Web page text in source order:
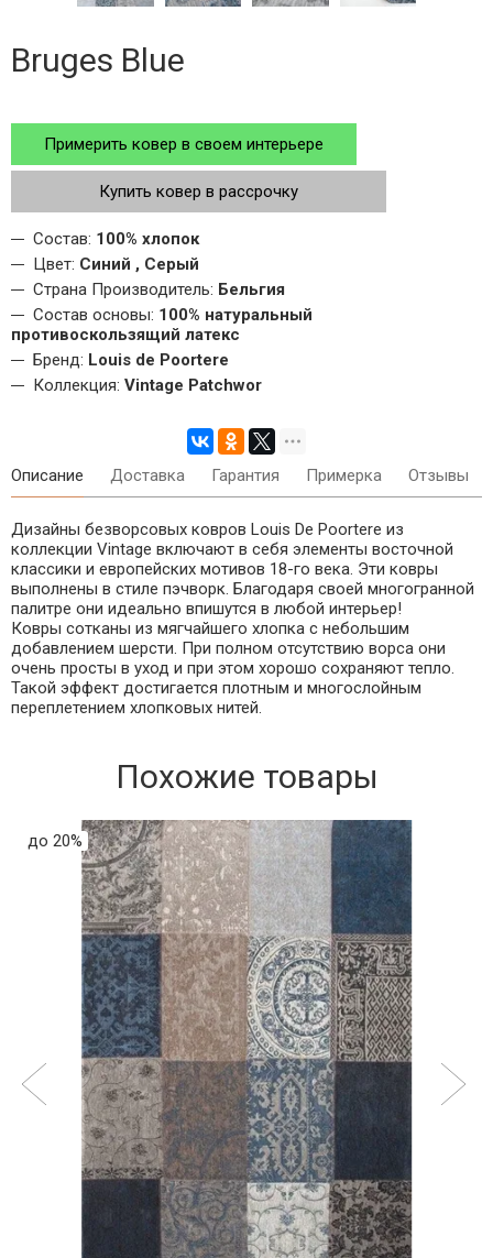
Bruges Blue
Примерить ковер в своем интерьере
Купить ковер в рассрочку
Состав: 100% хлопок
Цвет: Синий , Серый
Страна Производитель: Бельгия
Состав основы: 100% натуральный
противоскользящий латекс
Бренд: Louis de Poortere
Коллекция: Vintage Patchwor
Описание Доставка Гарантия Примерка Отзывы
Дизайны безворсовых ковров Louis De Poortere из
коллекции Vintage включают в себя элементы восточной
классики и европейских мотивов 18-го века. Эти ковры
выполнены в стиле пэчворк. Благодаря своей многогранной
палитре они идеально впишутся в любой интерьер!
Ковры сотканы из мягчайшего хлопка с небольшим
добавлением шерсти. При полном отсутствию ворса они
очень просты в уход и при этом хорошо сохраняют тепло.
Такой эффект достигается плотным и многослойным
переплетением хлопковых нитей.
Похожие товары
до 20%